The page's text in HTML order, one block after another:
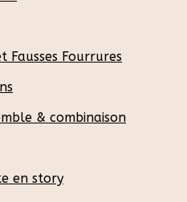
Fausses Fourrures
& combinaison
en story